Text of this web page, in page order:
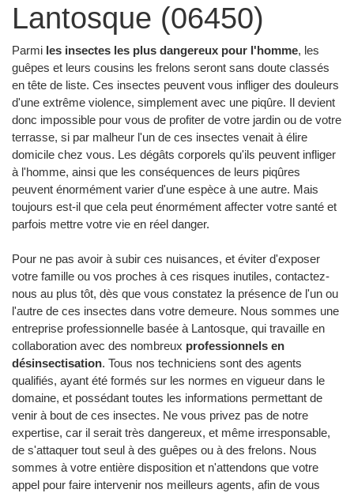
Lantosque (06450)
Parmi les insectes les plus dangereux pour l'homme, les
guêpes et leurs cousins les frelons seront sans doute classés
en tête de liste. Ces insectes peuvent vous infliger des douleurs
d'une extrême violence, simplement avec une piqûre. Il devient
donc impossible pour vous de profiter de votre jardin ou de votre
terrasse, si par malheur l'un de ces insectes venait à élire
domicile chez vous. Les dégâts corporels qu'ils peuvent infliger
à l'homme, ainsi que les conséquences de leurs piqûres
peuvent énormément varier d'une espèce à une autre. Mais
toujours est-il que cela peut énormément affecter votre santé et
parfois mettre votre vie en réel danger.
Pour ne pas avoir à subir ces nuisances, et éviter d'exposer
votre famille ou vos proches à ces risques inutiles, contactez-
nous au plus tôt, dès que vous constatez la présence de l'un ou
l'autre de ces insectes dans votre demeure. Nous sommes une
entreprise professionnelle basée à Lantosque, qui travaille en
collaboration avec des nombreux professionnels en
désinsectisation. Tous nos techniciens sont des agents
qualifiés, ayant été formés sur les normes en vigueur dans le
domaine, et possédant toutes les informations permettant de
venir à bout de ces insectes. Ne vous privez pas de notre
expertise, car il serait très dangereux, et même irresponsable,
de s'attaquer tout seul à des guêpes ou à des frelons. Nous
sommes à votre entière disposition et n'attendons que votre
appel pour faire intervenir nos meilleurs agents, afin de vous